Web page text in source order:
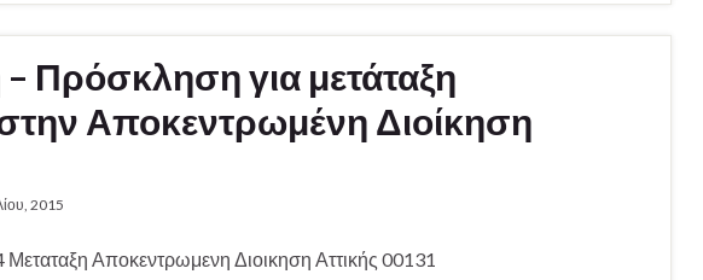
Πρόσκληση για μετάταξη
Αποκεντρωμένη Διοίκηση
2015
Μεταταξη Αποκεντρωμενη Διοικηση Αττικής 00131